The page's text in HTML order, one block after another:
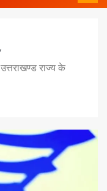
राज्य के